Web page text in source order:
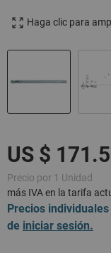
Haga clic para
Precio por 1 Unidad
más IVA en la tarifa
Precios
de iniciar sesión.